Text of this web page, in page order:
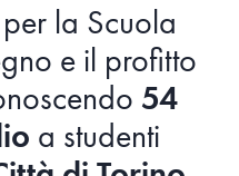
la Scuola
e il profitto
54
a studenti